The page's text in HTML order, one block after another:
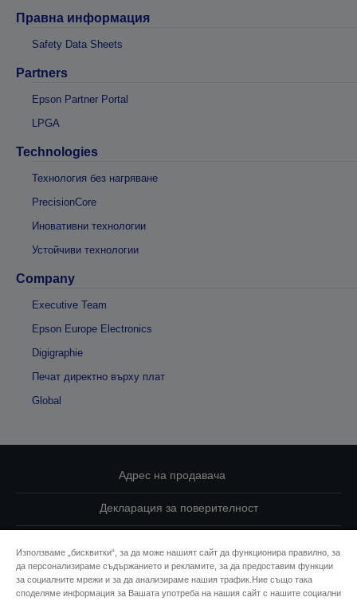
Правна информация
Safety Data Sheets
Partners
Epson Partner Portal
LPGA
Technologies
Технология без нагряване
PrecisionCore
Иновативни технологии
Устойчиви технологии
Company
Executive Team
Epson Europe Electronics
Digigraphie
Печат директно върху плат
Global
Адрес на продавача
Декларация за поверителност
Свържете се с нас за Вашите данни
Използваме „бисквитки“, за да може нашият сайт да функционира правилно, за
да персонализираме съдържанието и рекламите, за да предоставим функции
за социалните мрежи и за да анализираме нашия трафик.Ние също така
споделяме информация за Вашата употреба на нашия сайт с нашите социални